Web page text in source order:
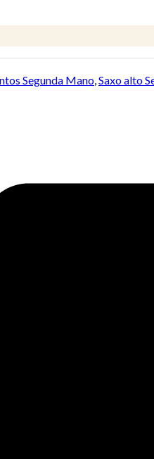
Segunda Mano Saxo alto